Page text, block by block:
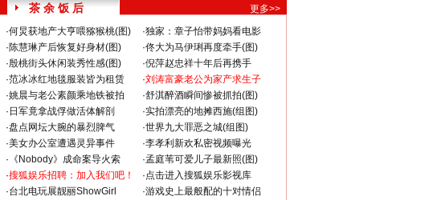
茶 余 饭 后
更多>>
·何炅获地产大亨喂猕猴桃(图) ·独家：章子怡带妈妈看电影
·陈慧琳产后恢复好身材(图) ·佟大为马伊琍再度牵手(图)
·殷桃街头休闲装秀性感(图) ·倪萍赵忠祥十年后再携手
·范冰冰红地毯服装皆为租赁 ·刘涛富豪老公为家产求生子
·姚晨与老公素颜乘地铁被拍 ·舒淇醉酒瞬间惨被抓拍(图)
· 日军竟拿战俘做活体解剖 ·实拍漂亮的地摊西施(组图)
·盘点网坛大腕的暴烈脾气 ·世界九大罪恶之城(组图)
·美女办公室遭遇灵异事件 ·李孝利新欢私密视频曝光
· 《Nobody》成命案导火索 ·孟庭苇可爱儿子最新照(图)
·搜狐娱乐招聘：加入我们吧！ ·点击进入搜狐娱乐影视库
·台北电玩展靓丽ShowGirl ·游戏史上最般配的十对情侣